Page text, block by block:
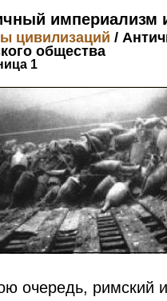
империализм
цивилизаций /
общества
1
очередь, римский